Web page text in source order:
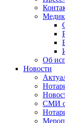
Об
Новости
СМИ о